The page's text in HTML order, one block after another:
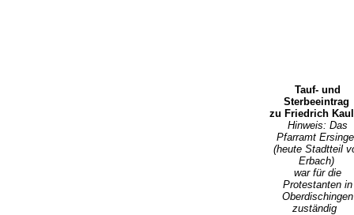
Tauf- und
Sterbeeintrag
zu Friedrich
Hinweis: Das
Pfarramt
(heute Stadtteil
Erbach)
war für die
Protestanten in
Oberdischingen
zuständig